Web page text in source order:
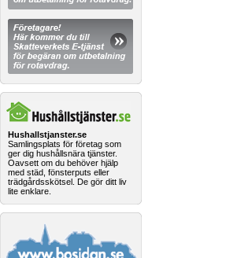
Hushallstjanster.se
Samlingsplats för företag som
ger dig hushållsnära tjänster.
Oavsett om du behöver hjälp
med städ, fönsterputs eller
trädgårdsskötsel. De gör ditt liv
lite enklare.